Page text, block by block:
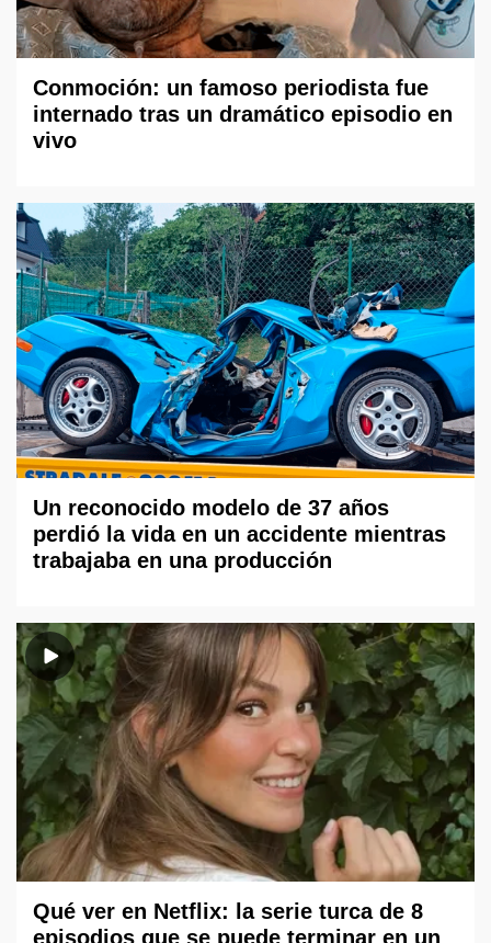
Conmoción: un famoso periodista fue
internado tras un dramático episodio en
vivo
Un reconocido modelo de 37 años
perdió la vida en un accidente mientras
trabajaba en una producción
Qué ver en Netflix: la serie turca de 8
episodios que se puede terminar en un